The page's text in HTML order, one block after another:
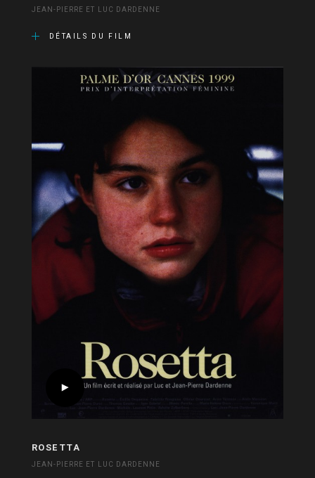
JEAN-PIERRE ET LUC DARDENNE
DÉTAILS DU FILM
ROSETTA
JEAN-PIERRE ET LUC DARDENNE